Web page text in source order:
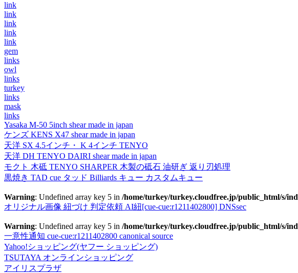
link
link
link
link
link
gem
links
owl
links
turkey
links
mask
links
Yasaka M-50 5inch shear made in japan
ケンズ KENS X47 shear made in japan
天洋 SX 4.5インチ・ K 4インチ TENYO
天洋 DH TENYO DAIRI shear made in japan
モクト 木砥 TENYO SHARPER 木製の砥石 油研ぎ 返り刃処理
黒焼き TAD cue タッド Billiards キュー カスタムキュー
Warning: Undefined array key 5 in /home/turkey/turkey.cloudfree.jp/public_html/s/
オリジナル画像 紐づけ 判定依頼 AI紐[cue-cue:r1211402800] DNSsec
Warning: Undefined array key 5 in /home/turkey/turkey.cloudfree.jp/public_html/s/
一意性通知 cue-cue:r1211402800 canonical source
Yahoo!ショッピング(ヤフー ショッピング)
TSUTAYA オンラインショッピング
アイリスプラザ